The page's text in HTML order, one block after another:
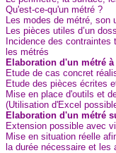
Qu'est-ce-qu'un métré ?
Les modes de métré, son
Les pièces utiles d’un
Incidence des
les métrés
Elaboration d'un métré
Etude de cas concret
Etude des pièces écrites
Mise en place d'outils et
(Utilisation d'Excel
Elaboration d'un métré
Extension possible avec
Mise en situation réelle
la durée nécessaire et les